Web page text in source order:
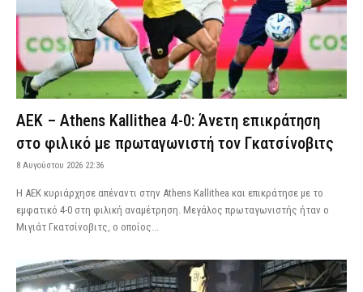
ΑΕΚ – Athens Kallithea 4-0: Άνετη επικράτηση
στο φιλικό με πρωταγωνιστή τον Γκατσίνοβιτς
8 Αυγούστου 2026 22:36
Η ΑΕΚ κυριάρχησε απέναντι στην Athens Kallithea και επικράτησε με το
εμφατικό 4-0 στη φιλική αναμέτρηση. Μεγάλος πρωταγωνιστής ήταν ο
Μιγιάτ Γκατσίνοβιτς, ο οποίος...